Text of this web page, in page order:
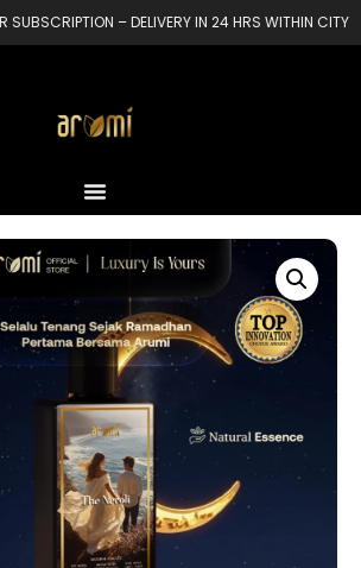
SUBSCRIPTION – DELIVERY IN 24 HRS WITHIN CITY